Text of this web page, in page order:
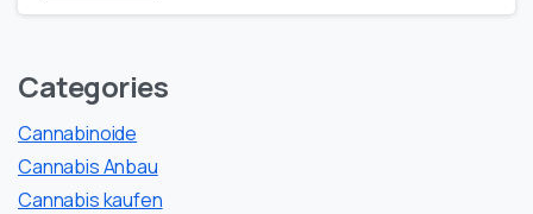
Categories
Cannabinoide
Cannabis Anbau
Cannabis kaufen